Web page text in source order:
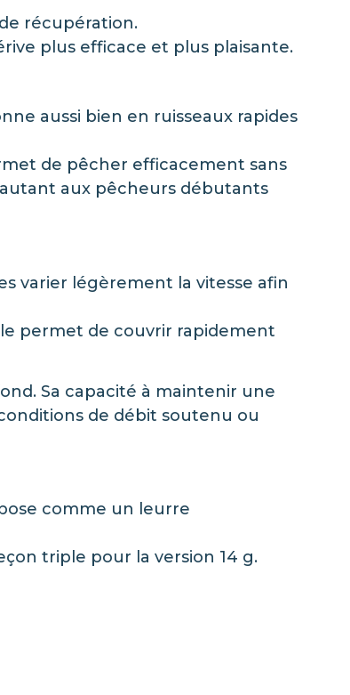
récupération.
plus efficace et plus plaisante.
aussi bien en ruisseaux rapides
de pêcher efficacement sans
aux pêcheurs débutants
varier légèrement la vitesse afin
permet de couvrir rapidement
Sa capacité à maintenir une
de débit soutenu ou
comme un leurre
triple pour la version 14 g.